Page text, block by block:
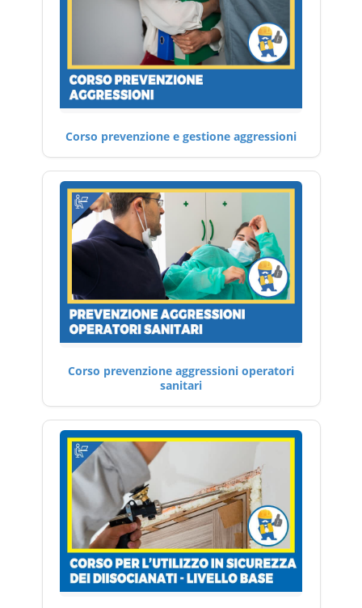
Corso prevenzione e gestione aggressioni
Corso prevenzione aggressioni operatori
sanitari